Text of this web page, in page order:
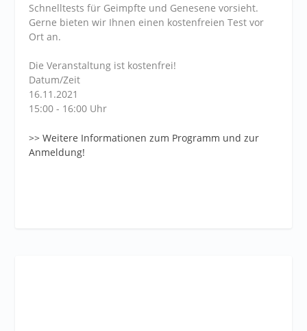
Schnelltests für Geimpfte und Genesene vorsieht.
Gerne bieten wir Ihnen einen kostenfreien Test vor
Ort an.
Die Veranstaltung ist kostenfrei!
Datum/Zeit
16.11.2021
15:00 - 16:00 Uhr
>> Weitere Informationen zum Programm und zur
Anmeldung!